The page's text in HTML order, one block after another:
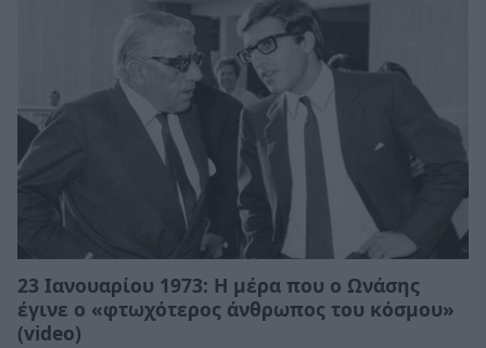
23 Ιανουαρίου 1973: Η μέρα που ο Ωνάσης
έγινε ο «φτωχότερος άνθρωπος του κόσμου»
(video)